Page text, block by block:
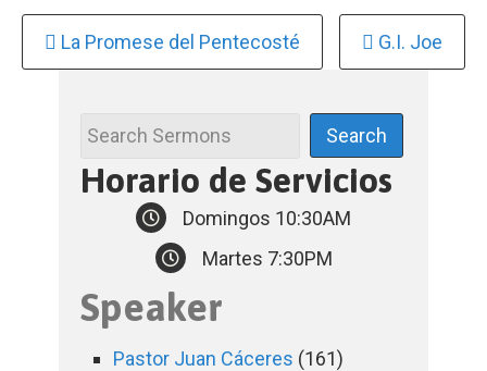
Continue
La Promese del Pentecosté G.I. Joe
Horario de Servicios
Domingos 10:30AM
Martes 7:30PM
Speaker
Pastor Juan Cáceres (161)